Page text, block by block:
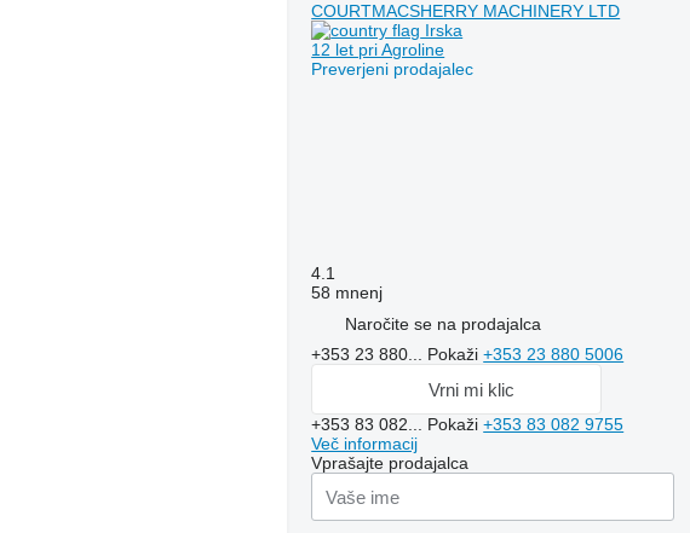
COURTMACSHERRY MACHINERY LTD
Irska
12 let pri Agroline
Preverjeni prodajalec
4.1
58 mnenj
Naročite se na prodajalca
+353 23 880... Pokaži+353 23 880 5006
Vrni mi klic
+353 83 082... Pokaži+353 83 082 9755
Več informacij
Vprašajte prodajalca